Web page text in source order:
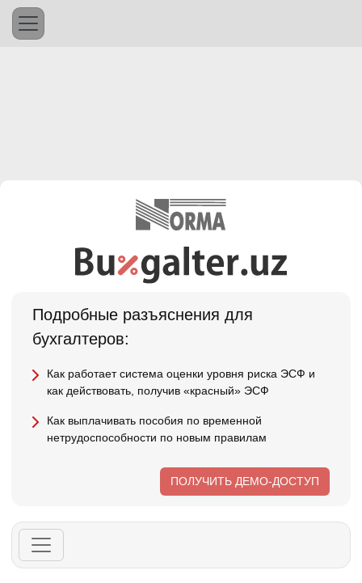
Подробные разъяснения для
бухгалтеров:
Как работает система оценки уровня риска ЭСФ и
как действовать, получив «красный» ЭСФ
Как выплачивать пособия по временной
нетрудоспособности по новым правилам
ПОЛУЧИТЬ ДЕМО-ДОСТУП